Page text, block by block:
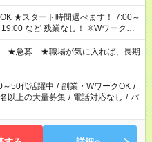
～
ど 残業なし！ ※Wワークの
40時間超の就業はご案内できませ
以上勤務は社会保険への加入対象
日雇い派遣の原則禁止）により、
内が難しい場合があります
★急募 ★職場が気に入れば、長期
～50代活躍中 / 副業・WワークOK /
以上の大量募集 / 電話対応なし / パ